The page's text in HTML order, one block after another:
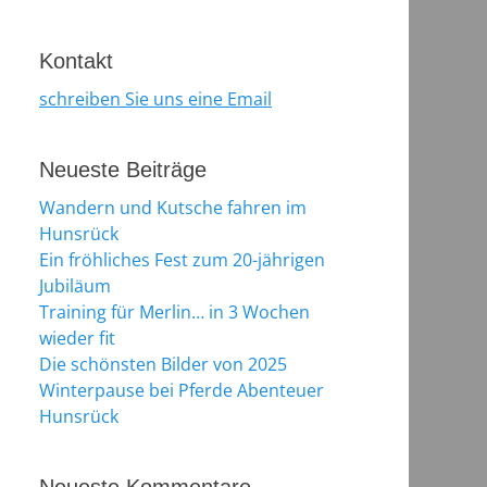
Kontakt
schreiben Sie uns eine Email
Neueste Beiträge
Wandern und Kutsche fahren im
Hunsrück
Ein fröhliches Fest zum 20-jährigen
Jubiläum
Training für Merlin… in 3 Wochen
wieder fit
Die schönsten Bilder von 2025
Winterpause bei Pferde Abenteuer
Hunsrück